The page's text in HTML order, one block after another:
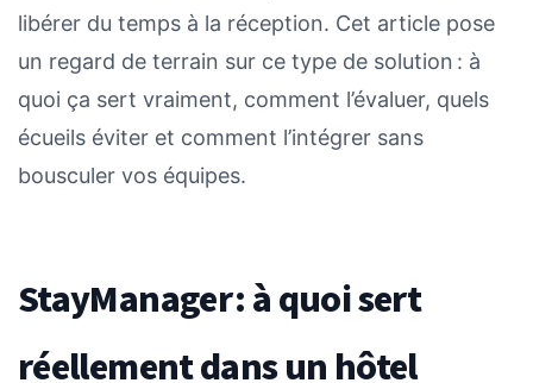
libérer du temps à la réception. Cet article pose
un regard de terrain sur ce type de solution : à
quoi ça sert vraiment, comment l’évaluer, quels
écueils éviter et comment l’intégrer sans
bousculer vos équipes.
StayManager : à quoi sert
réellement dans un hôtel